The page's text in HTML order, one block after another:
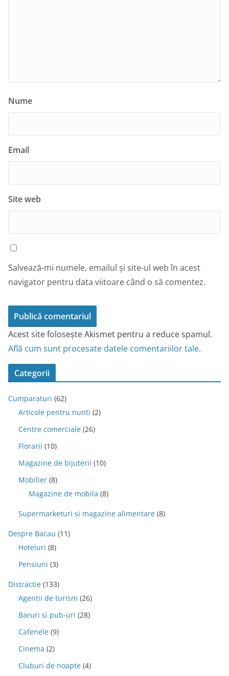
Nume
Email
Site web
Salvează-mi numele, emailul și site-ul web în acest
navigator pentru data viitoare când o să comentez.
Acest site folosește Akismet pentru a reduce spamul.
Află cum sunt procesate datele comentariilor tale.
Categorii
Cumparaturi (62)
Articole pentru nunti (2)
Centre comerciale (26)
Florarii (10)
Magazine de bijuterii (10)
Mobilier (8)
Magazine de mobila (8)
Supermarketuri si magazine alimentare (8)
Despre Bacau (11)
Hoteluri (8)
Pensiuni (3)
Distractie (133)
Agentii de turism (26)
Baruri si pub-uri (28)
Cafenele (9)
Cinema (2)
Cluburi de noapte (4)